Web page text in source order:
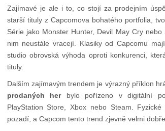
Zajímavé je ale i to, co stojí za prodejním
starší tituly z Capcomova bohatého portfolia,
Série jako Monster Hunter, Devil May Cry
nim neustále vracejí. Klasiky od Capcomu
studio obrovská výhoda oproti konkurenci,
tituly.
Dalším zajímavým trendem je výrazný příklon
prodaných herbylo pořízeno v digitální
PlayStation Store, Xbox nebo Steam.
pozadí, a Capcom tento trend zjevně velmi